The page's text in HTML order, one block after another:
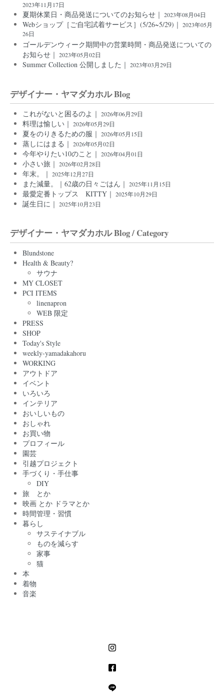
2023年11月17日
夏期休業日・商品発送についてのお知らせ｜ 2023年08月04日
Webショップ［ご自宅試着サービス］(5/26~5/29)｜ 2023年05月
26日
ゴールデンウィーク期間中の営業時間・商品発送についての
お知らせ｜ 2023年05月02日
Summer Collection 公開しました｜ 2023年03月29日
デザイナー・ヤマダカホル Blog
これがないと困るのよ｜ 2026年06月29日
料理は愉しい｜ 2026年05月29日
夏をのりきるための服｜ 2026年05月15日
蒸しにはまる｜ 2026年05月02日
今年やりたい10のこと｜ 2026年04月01日
小さい旅｜ 2026年02月28日
年末。｜ 2025年12月27日
また減量。｜62歳の日々ごはん｜ 2025年11月15日
最愛定番トップス KITTY｜ 2025年10月29日
誕生日に｜ 2025年10月23日
デザイナー・ヤマダカホル Blog / Category
Blundstone
Health & Beauty?
サウナ
MY CLOSET
PCI ITEMS
linenapron
WEB 限定
PRESS
SHOP
Today's Style
weekly-yamadakahoru
WORKING
アウトドア
イベント
いろいろ
インテリア
おいしいもの
おしゃれ
お買い物
プロフィール
園芸
引越プロジェクト
手づくり・手仕事
DIY
旅 とか
映画 とか ドラマとか
時間管理・習慣
暮らし
サステイナブル
ものを減らす
家事
猫
本
着物
音楽